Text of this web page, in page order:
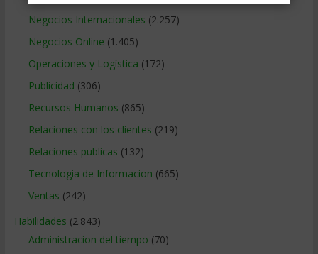
Negocios Internacionales (2.257)
Negocios Online (1.405)
Operaciones y Logística (172)
Publicidad (306)
Recursos Humanos (865)
Relaciones con los clientes (219)
Relaciones publicas (132)
Tecnologia de Informacion (665)
Ventas (242)
Habilidades (2.843)
Administracion del tiempo (70)